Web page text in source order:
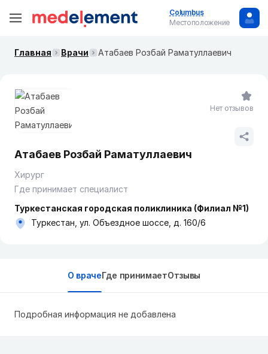
Columbus
Местоположение
Главная Врачи Атабаев Розбай Раматуллаевич
Атабаев Розбай Раматуллаевич
Хирург
Где принимает специалист
Туркестанская городская поликлиника (Филиал №1)
Туркестан, ул. Объездное шоссе, д. 160/6
Нет отзывов
О врачеГде принимаетОтзывы
Подробная информация не добавлена